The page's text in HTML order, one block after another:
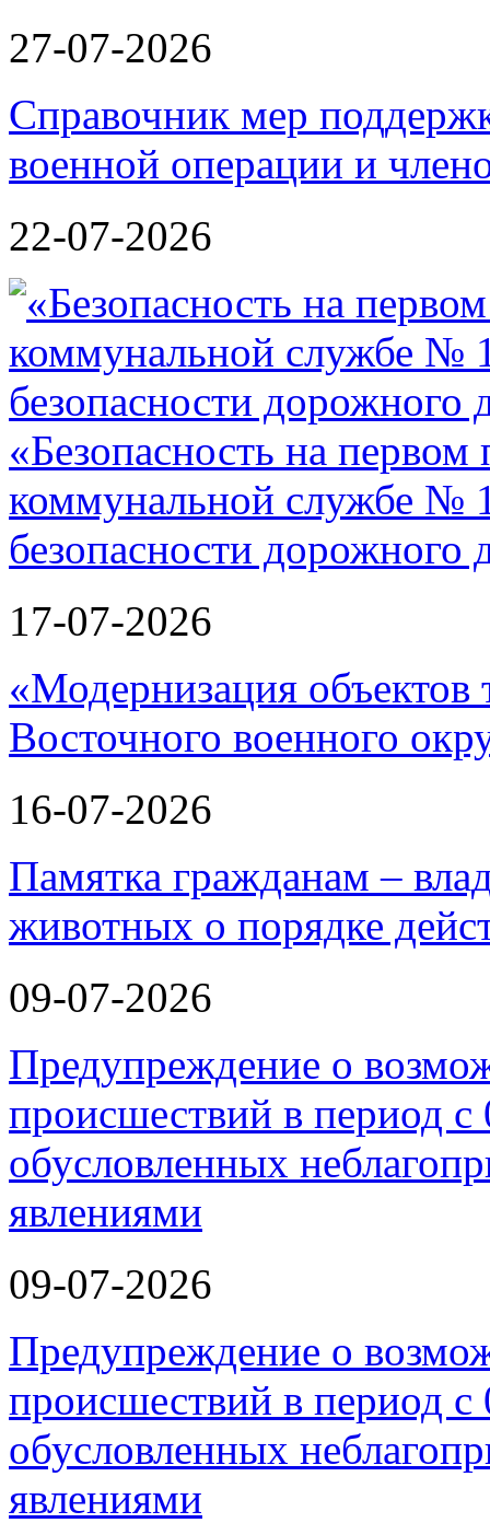
27-07-2026
Справочник мер
военной операции и
22-07-2026
«Безопасность на
коммунальной службе №
безопасности дорожного
17-07-2026
«Модернизация объектов
Восточного военного
16-07-2026
Памятка гражданам –
животных о порядке
09-07-2026
Предупреждение о
происшествий в период
обусловленных
явлениями
09-07-2026
Предупреждение о
происшествий в период
обусловленных
явлениями